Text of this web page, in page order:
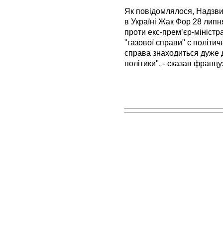
Як повідомлялося,
в Україні Жак Фор 28
проти екс-прем’єр-
"газової справи" є
справа знаходиться дуже
політики", - сказав